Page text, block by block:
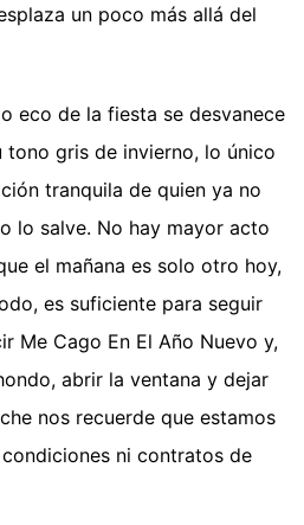
un poco más allá del
eco de la fiesta se desvanece
tono gris de invierno, lo único
tranquila de quien ya no
lo salve. No hay mayor acto
el mañana es solo otro hoy,
es suficiente para seguir
Me Cago En El Año Nuevo y,
abrir la ventana y dejar
nos recuerde que estamos
ni contratos de